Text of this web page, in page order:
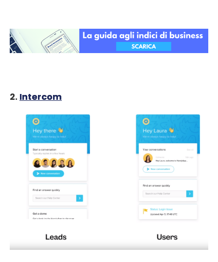
2. Intercom